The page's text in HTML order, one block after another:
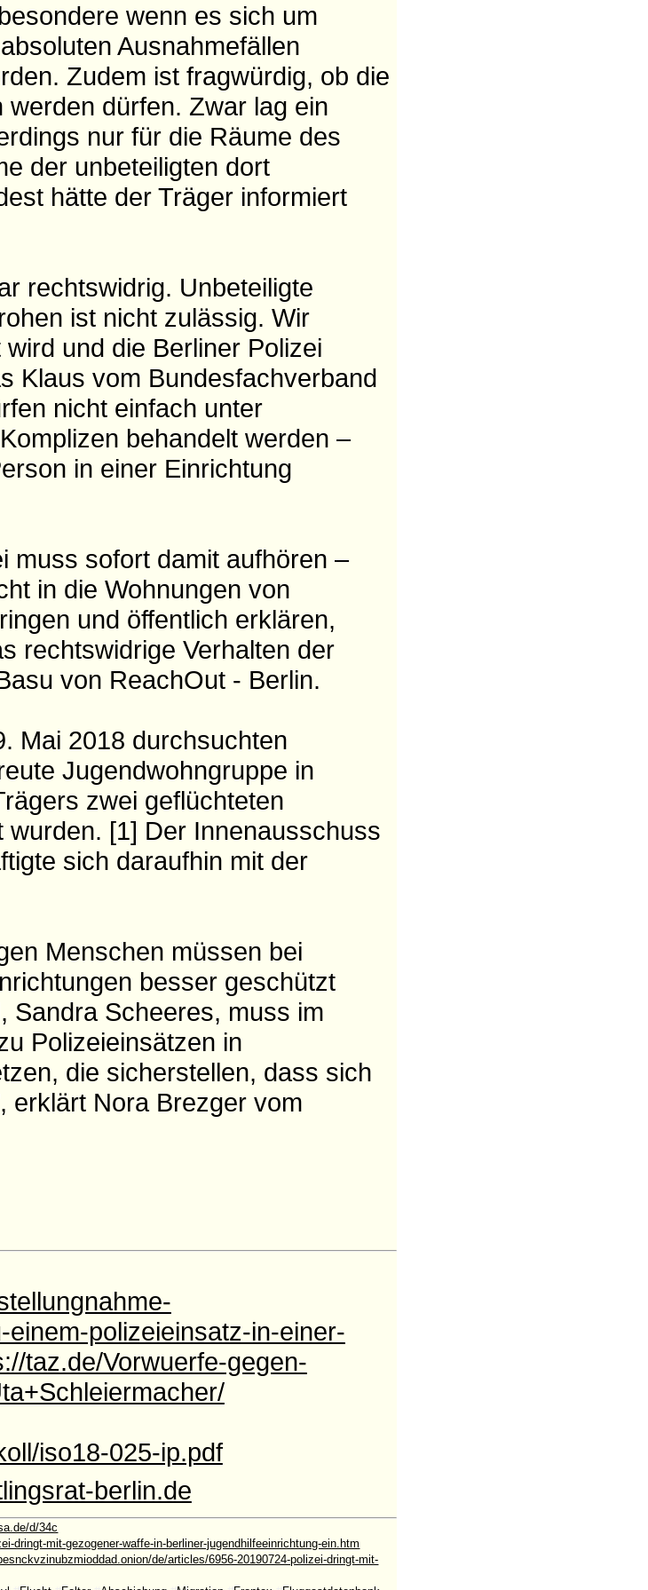
wenn es sich um
Ausnahmefällen
Zudem ist fragwürdig, ob die
dürfen. Zwar lag ein
nur für die Räume des
der unbeteiligten dort
hätte der Träger informiert
rechtswidrig. Unbeteiligte
ist nicht zulässig. Wir
und die Berliner Polizei
Klaus vom Bundesfachverband
nicht einfach unter
behandelt werden –
in einer Einrichtung
muss sofort damit aufhören –
in die Wohnungen von
und öffentlich erklären,
rechtswidrige Verhalten der
von ReachOut - Berlin.
Mai 2018 durchsuchten
Jugendwohngruppe in
zwei geflüchteten
[1] Der Innenausschuss
sich daraufhin mit der
Menschen müssen bei
besser geschützt
Sandra Scheeres, muss im
Polizeieinsätzen in
die sicherstellen, dass sich
erklärt Nora Brezger vom
polizeieinsatz-in-einer-
taz.de/Vorwuerfe-gegen-
iso18-025-ip.pdf
berlin.de
d/34c
dringt-mit-gezogener-waffe-in-berliner-jugendhilfeeinrichtung-ein.htm
de/articles/6956-20190724-polizei-dringt-mit-